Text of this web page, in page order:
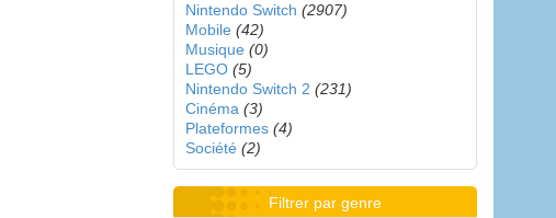
Nintendo Switch (2907)
Mobile (42)
Musique (0)
LEGO (5)
Nintendo Switch 2 (231)
Cinéma (3)
Plateformes (4)
Société (2)
Filtrer par genre